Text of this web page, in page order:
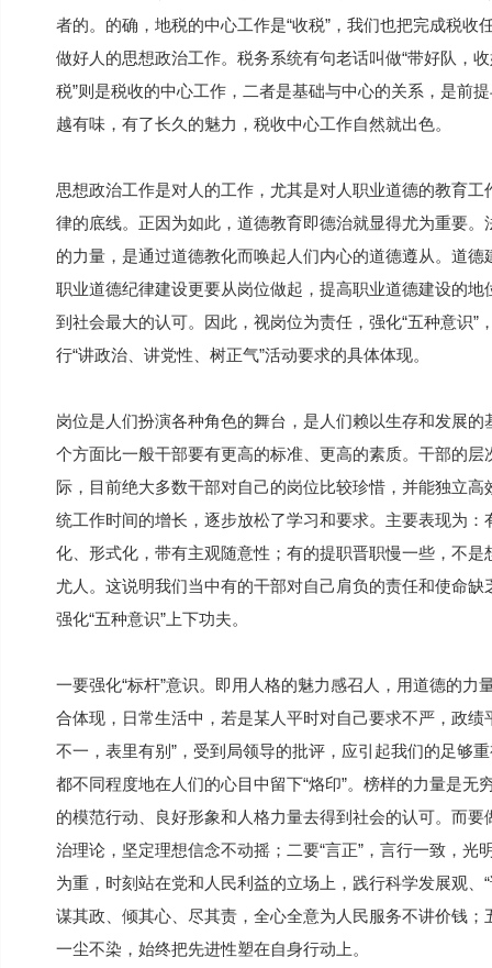
者的。的确，地税的中心工作是“收税”，我们也把完成税
做好人的思想政治工作。税务系统有句老话叫做“带好队，
税”则是税收的中心工作，二者是基础与中心的关系，是前
越有味，有了长久的魅力，税收中心工作自然就出色。
思想政治工作是对人的工作，尤其是对人职业道德的教育
律的底线。正因为如此，道德教育即德治就显得尤为重要
的力量，是通过道德教化而唤起人们内心的道德遵从。道
职业道德纪律建设更要从岗位做起，提高职业道德建设的
到社会最大的认可。因此，视岗位为责任，强化“五种意识
行“讲政治、讲党性、树正气”活动要求的具体体现。
岗位是人们扮演各种角色的舞台，是人们赖以生存和发展
个方面比一般干部要有更高的标准、更高的素质。干部的
际，目前绝大多数干部对自己的岗位比较珍惜，并能独立
统工作时间的增长，逐步放松了学习和要求。主要表现为：
化、形式化，带有主观随意性；有的提职晋职慢一些，不
尤人。这说明我们当中有的干部对自己肩负的责任和使命
强化“五种意识”上下功夫。
一要强化“标杆”意识。即用人格的魅力感召人，用道德的
合体现，日常生活中，若是某人平时对自己要求不严，政绩
不一，表里有别”，受到局领导的批评，应引起我们的足够
都不同程度地在人们的心目中留下“烙印”。榜样的力量是
的模范行动、良好形象和人格力量去得到社会的认可。而要
治理论，坚定理想信念不动摇；二要“言正”，言行一致，光
为重，时刻站在党和人民利益的立场上，践行科学发展观、
谋其政、倾其心、尽其责，全心全意为人民服务不讲价钱
一尘不染，始终把先进性塑在自身行动上。